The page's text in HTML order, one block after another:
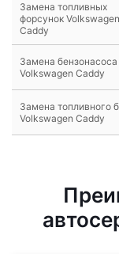
Замена топливных
форсунок Volkswagen
Caddy
Замена бензонасоса
Volkswagen Caddy
Замена топливного
Volkswagen Caddy